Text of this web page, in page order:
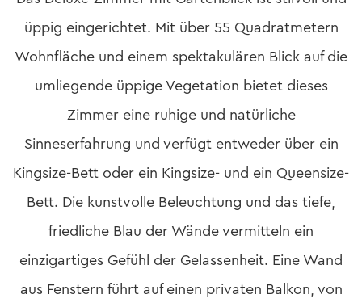
üppig eingerichtet. Mit über 55 Quadratmetern
Wohnfläche und einem spektakulären Blick auf die
umliegende üppige Vegetation bietet dieses
Zimmer eine ruhige und natürliche
Sinneserfahrung und verfügt entweder über ein
Kingsize-Bett oder ein Kingsize- und ein Queensize-
Bett. Die kunstvolle Beleuchtung und das tiefe,
friedliche Blau der Wände vermitteln ein
einzigartiges Gefühl der Gelassenheit. Eine Wand
aus Fenstern führt auf einen privaten Balkon, von